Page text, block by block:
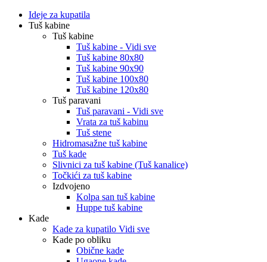
Ideje za kupatila
Tuš kabine
Tuš kabine
Tuš kabine - Vidi sve
Tuš kabine 80x80
Tuš kabine 90x90
Tuš kabine 100x80
Tuš kabine 120x80
Tuš paravani
Tuš paravani - Vidi sve
Vrata za tuš kabinu
Tuš stene
Hidromasažne tuš kabine
Tuš kade
Slivnici za tuš kabine (Tuš kanalice)
Točkići za tuš kabine
Izdvojeno
Kolpa san tuš kabine
Huppe tuš kabine
Kade
Kade za kupatilo Vidi sve
Kade po obliku
Obične kade